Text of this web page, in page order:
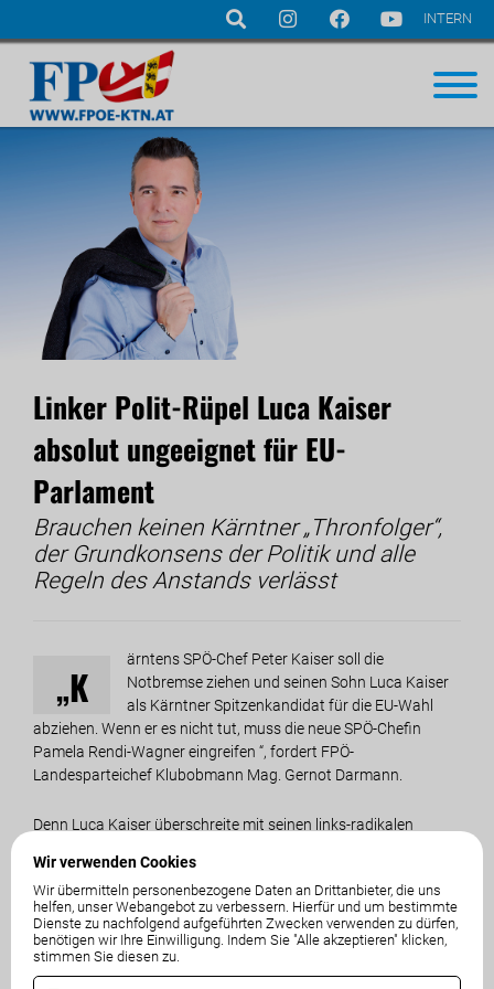
Navigation
Wir verwenden Cookies
Wir übermitteln personenbezogene Daten an Drittanbieter, die uns
helfen, unser Webangebot zu verbessern. Hierfür und um bestimmte
Dienste zu nachfolgend aufgeführten Zwecken verwenden zu dürfen,
benötigen wir Ihre Einwilligung. Indem Sie "Alle akzeptieren" klicken,
stimmen Sie diesen zu.
INTERN
Linker Polit-Rüpel Luca Kaiser
absolut ungeeignet für EU-
Parlament
Brauchen keinen Kärntner „Thronfolger“,
der Grundkonsens der Politik und alle
Regeln des Anstands verlässt
„K
ärntens SPÖ-Chef Peter Kaiser soll die
Notbremse ziehen und seinen Sohn Luca Kaiser
als Kärntner Spitzenkandidat für die EU-Wahl
abziehen. Wenn er es nicht tut, muss die neue SPÖ-Chefin
Pamela Rendi-Wagner eingreifen “, fordert FPÖ-
Landesparteichef Klubobmann Mag. Gernot Darmann.
Denn Luca Kaiser überschreite mit seinen links-radikalen
Anstands. „Wer wie Luca Kaiser die Fäkalsprache gegen
politische Mitbewerber wählt, die ganze Republik und deren
Bürger verunglimpft und kriminalisiert sowie offen für die
Freigabe von Drogen eintritt, hat sich für eine politische
Spitzenposition disqualifiziert“,so Darmann.